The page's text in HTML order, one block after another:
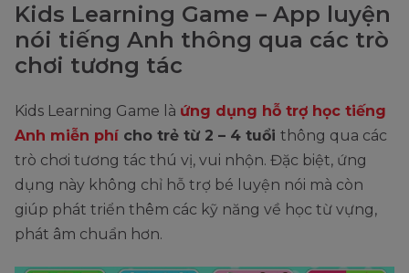
Kids Learning Game – App luyện
nói tiếng Anh thông qua các trò
chơi tương tác
Kids Learning Game là ứng dụng hỗ trợ học tiếng
Anh miễn phí cho trẻ từ 2 – 4 tuổi thông qua các
trò chơi tương tác thú vị, vui nhộn. Đặc biệt, ứng
dụng này không chỉ hỗ trợ bé luyện nói mà còn
giúp phát triển thêm các kỹ năng về học từ vựng,
phát âm chuẩn hơn.